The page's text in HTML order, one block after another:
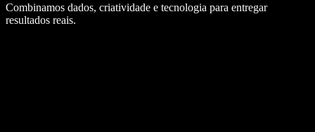
Combinamos dados, criatividade e tecnologia para entregar
resultados reais.